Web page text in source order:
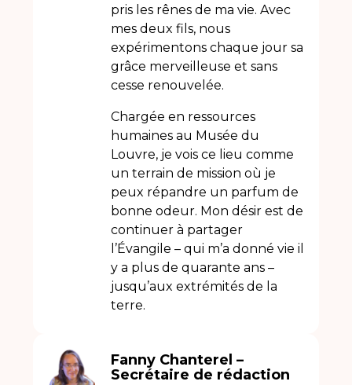
pris les rênes de ma vie. Avec
mes deux fils, nous
expérimentons chaque jour sa
grâce merveilleuse et sans
cesse renouvelée.
Chargée en ressources
humaines au Musée du
Louvre, je vois ce lieu comme
un terrain de mission où je
peux répandre un parfum de
bonne odeur. Mon désir est de
continuer à partager
l’Évangile – qui m’a donné vie il
y a plus de quarante ans –
jusqu’aux extrémités de la
terre.
Fanny Chanterel –
Secrétaire de rédaction